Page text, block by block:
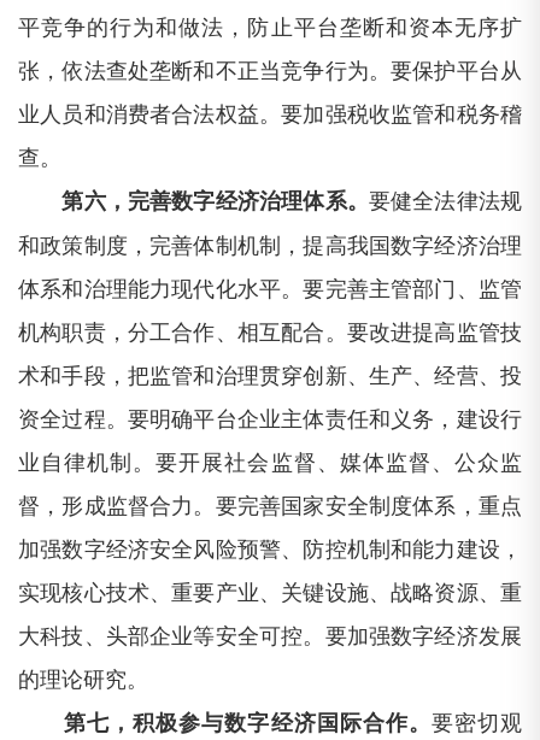
平竞争的行为和做法，防止平台垄断和资本无序扩
张，依法查处垄断和不正当竞争行为。要保护平台从
业人员和消费者合法权益。要加强税收监管和税务稽
查。
第六，完善数字经济治理体系。 要健全法律法规
和政策制度，完善体制机制，提高我国数字经济治理
体系和治理能力现代化水平。要完善主管部门、监管
机构职责，分工合作、相互配合。要改进提高监管技
术和手段，把监管和治理贯穿创新、生产、经营、投
资全过程。要明确平台企业主体责任和义务，建设行
业自律机制。要开展社会监督、媒体监督、公众监
督，形成监督合力。要完善国家安全制度体系，重点
加强数字经济安全风险预警、防控机制和能力建设，
实现核心技术、重要产业、关键设施、战略资源、重
大科技、头部企业等安全可控。要加强数字经济发展
的理论研究。
第七，积极参与数字经济国际合作。 要密切观